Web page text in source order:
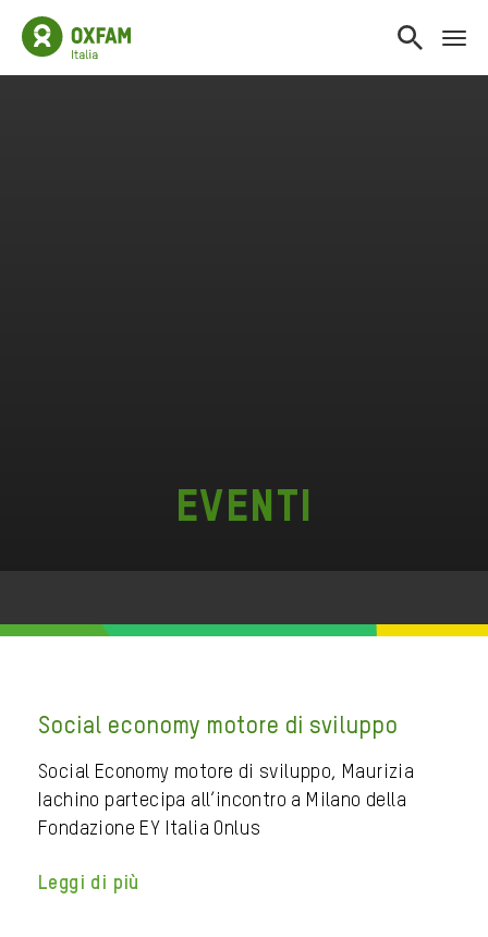
Eventi
Social economy motore di sviluppo
Social Economy motore di sviluppo, Maurizia
Iachino partecipa all’incontro a Milano della
Fondazione EY Italia Onlus
Leggi di più